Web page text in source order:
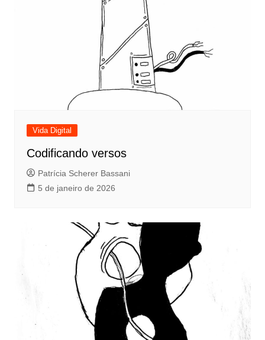
Vida Digital
Codificando versos
Patrícia Scherer Bassani
5 de janeiro de 2026